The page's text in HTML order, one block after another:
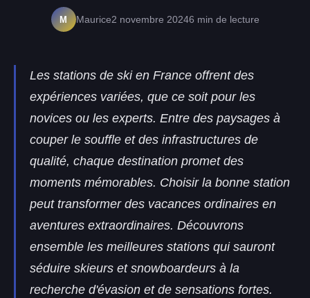
M Maurice2 novembre 20246 min de lecture
Les stations de ski en France offrent des
expériences variées, que ce soit pour les
novices ou les experts. Entre des paysages à
couper le souffle et des infrastructures de
qualité, chaque destination promet des
moments mémorables. Choisir la bonne station
peut transformer des vacances ordinaires en
aventures extraordinaires. Découvrons
ensemble les meilleures stations qui sauront
séduire skieurs et snowboardeurs à la
recherche d'évasion et de sensations fortes.